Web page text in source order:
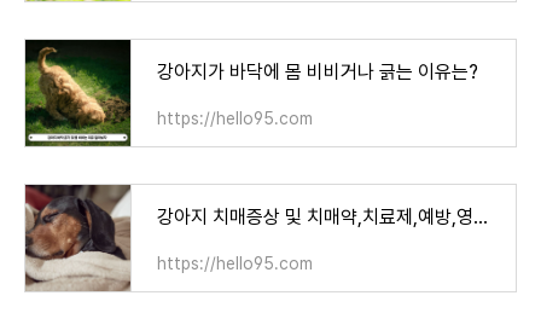
강아지가 바닥에 몸 비비거나 긁는 이유는?
https://hello95.com
강아지 치매증상 및 치매약,치료제,예방,영양제
https://hello95.com